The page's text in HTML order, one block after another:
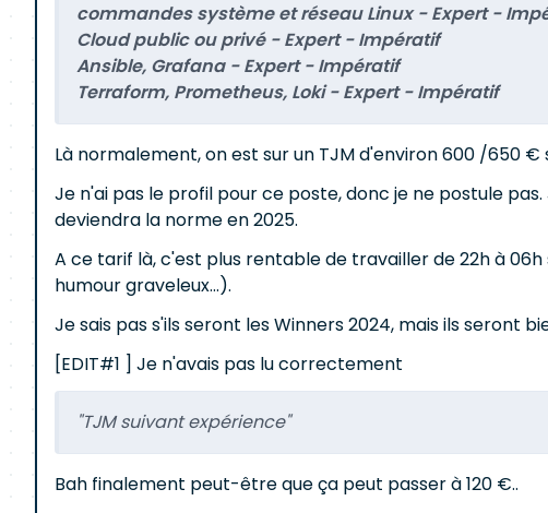
commandes système et réseau Linux - Expert -
Cloud public ou privé - Expert - Impératif
Ansible, Grafana - Expert - Impératif
Terraform, Prometheus, Loki - Expert - Impératif
Là normalement, on est sur un TJM d'environ 600 /650
Je n'ai pas le profil pour ce poste, donc je ne postule
deviendra la norme en 2025.
A ce tarif là, c'est plus rentable de travailler de 22h à
humour graveleux...).
Je sais pas s'ils seront les Winners 2024, mais ils seront
[EDIT#1 ] Je n'avais pas lu correctement
"TJM suivant expérience"
Bah finalement peut-être que ça peut passer à 120 €..